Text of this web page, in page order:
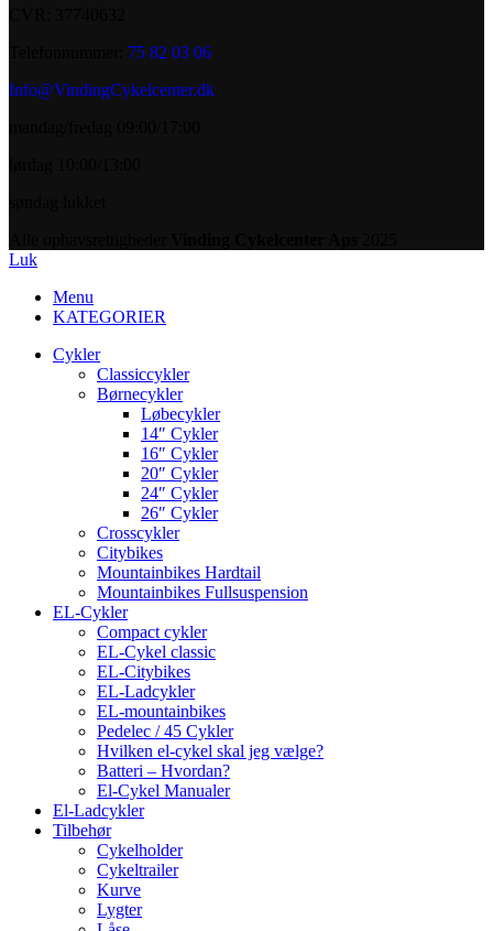
75 82 03 06
Info@VindingCykelcenter.dk
Luk
Menu
KATEGORIER
Cykler
Classiccykler
Børnecykler
Løbecykler
14″ Cykler
16″ Cykler
20″ Cykler
24″ Cykler
26″ Cykler
Crosscykler
Citybikes
Mountainbikes Hardtail
Mountainbikes Fullsuspension
EL-Cykler
Compact cykler
EL-Cykel classic
EL-Citybikes
EL-Ladcykler
EL-mountainbikes
Pedelec / 45 Cykler
Hvilken el-cykel skal jeg vælge?
Batteri – Hvordan?
El-Cykel Manualer
El-Ladcykler
Tilbehør
Cykelholder
Cykeltrailer
Kurve
Lygter